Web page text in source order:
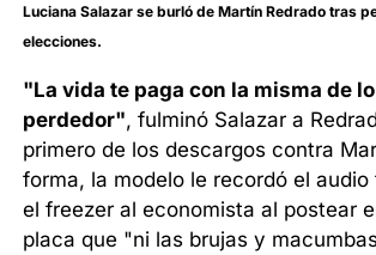
Luciana Salazar se burló de Martín Redrado tras
elecciones.
"La vida te paga con la misma de
perdedor", fulminó Salazar a
primero de los descargos contra
forma, la modelo le recordó el audio
el freezer al economista al postear
placa que "ni las brujas y